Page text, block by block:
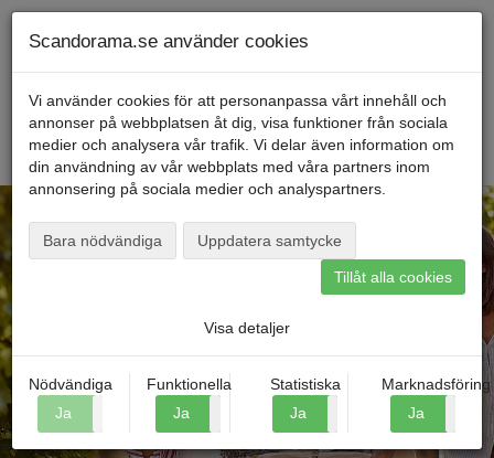
Menu
Scandorama.se använder cookies
Vi använder cookies för att personanpassa vårt innehåll och
annonser på webbplatsen åt dig, visa funktioner från sociala
medier och analysera vår trafik. Vi delar även information om
din användning av vår webbplats med våra partners inom
annonsering på sociala medier och analyspartners.
Bara nödvändiga Uppdatera samtycke
Tillåt alla cookies
Visa detaljer
Nödvändiga
Ja
Funktionella
Ja
Statistiska
Ja
Marknadsföring
Ja